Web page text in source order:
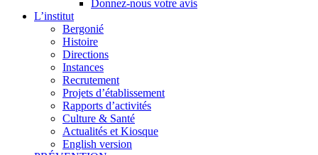
Donnez-nous votre avis
L’institut
Bergonié
Histoire
Directions
Instances
Recrutement
Projets d’établissement
Rapports d’activités
Culture & Santé
Actualités et Kiosque
English version